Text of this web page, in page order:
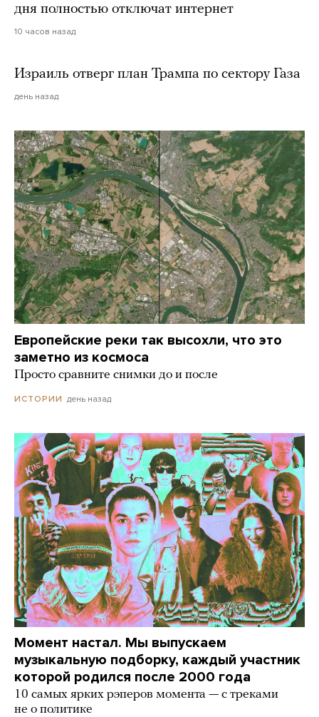
дня полностью отключат интернет
10 часов назад
Израиль отверг план Трампа по сектору Газа
день назад
Европейские реки так высохли, что это
заметно из космоса
Просто сравните снимки до и после
ИСТОРИИ день назад
Момент настал. Мы выпускаем
музыкальную подборку, каждый участник
которой родился после 2000 года
10 самых ярких рэперов момента — с треками
не о политике